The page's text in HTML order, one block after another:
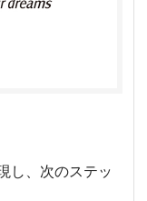
し、次のステッ